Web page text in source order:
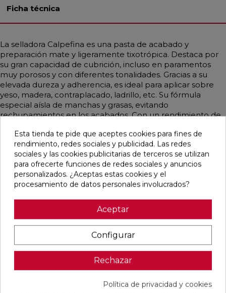
Ficha técnica
La selladora Calpefina es una pasta de acabado y
preparación mate y ligeramente tixotrópica. Destaca por
su gran capacidad de cubrición, incluso en paramentos
muy porosos y con diferentes tonalidades. Gracias a su
elevada dureza y adherencia, es ideal para aplicar sobre
yeso, madera, contraplacado, ladrillo, etc. Su fórmula
especial aísla de manchas y grasas, evitando
rechupamientos en los acabados. Con un rendimiento de
repintado en 24 horas, la CALPEFINA Selladora es la
opción perfecta para tus proyectos.
favorite favorite
4 L GRIS
favorite
QUITAMANCHAS
1 LTS
favorite
Esta tienda te pide que aceptes cookies para fines de
rendimiento, redes sociales y publicidad. Las redes
sociales y las cookies publicitarias de terceros se utilizan
para ofrecerte funciones de redes sociales y anuncios
personalizados. ¿Aceptas estas cookies y el
procesamiento de datos personales involucrados?
Aceptar
Configurar
Rechazar
Política de privacidad y cookies